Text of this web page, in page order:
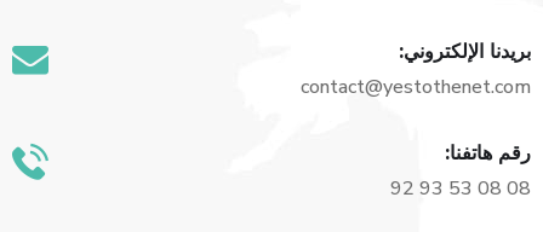
بريدنا الإلكتروني:
contact@yestothenet.com
رقم هاتفنا:
08 08 53 93 92